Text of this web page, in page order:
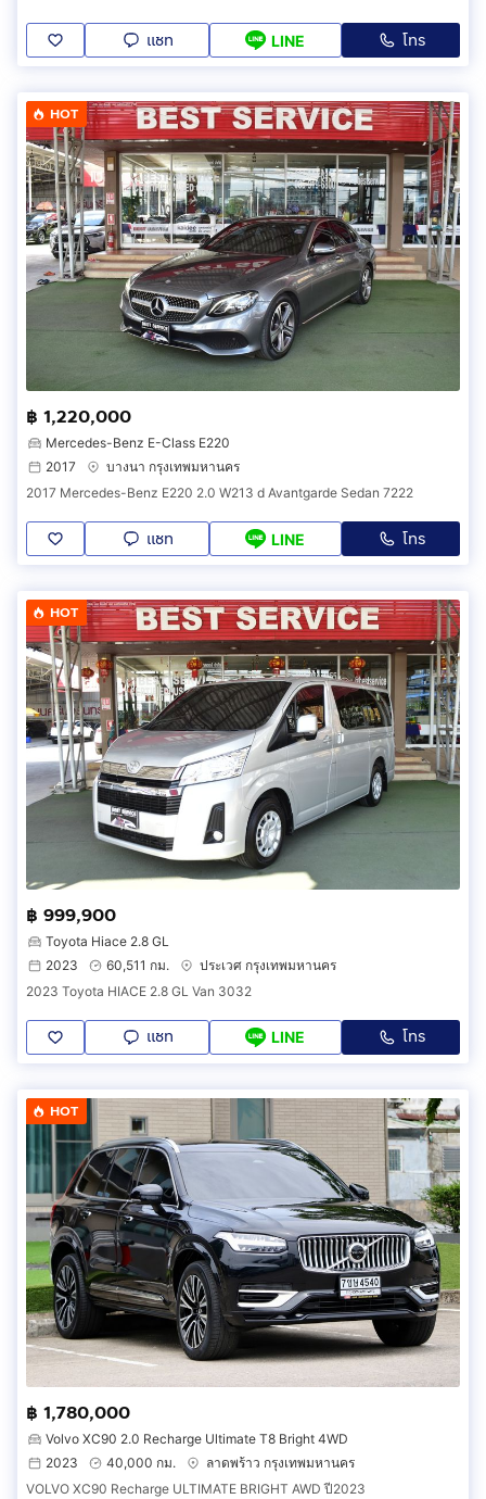
แชท LINE โทร
HOT
฿ 1,220,000
Mercedes-Benz E-Class E220
2017
บางนา กรุงเทพมหานคร
2017 Mercedes-Benz E220 2.0 W213 d Avantgarde Sedan 7222
แชท LINE โทร
HOT
฿ 999,900
Toyota Hiace 2.8 GL
2023
60,511 กม.
ประเวศ กรุงเทพมหานคร
2023 Toyota HIACE 2.8 GL Van 3032
แชท LINE โทร
HOT
฿ 1,780,000
Volvo XC90 2.0 Recharge Ultimate T8 Bright 4WD
2023
40,000 กม.
ลาดพร้าว กรุงเทพมหานคร
VOLVO XC90 Recharge ULTIMATE BRIGHT AWD ปี2023